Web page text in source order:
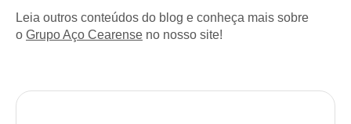
Leia outros conteúdos do blog e conheça mais sobre
o Grupo Aço Cearense no nosso site!